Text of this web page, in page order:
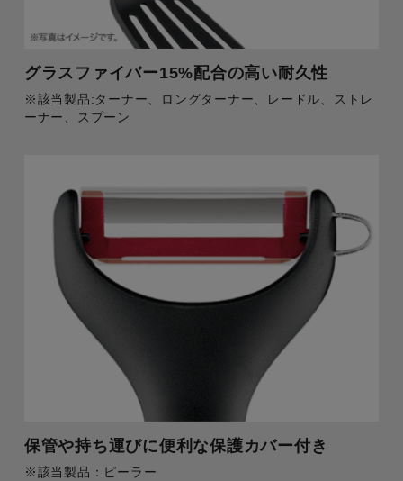
グラスファイバー15%配合の高い耐久性
※該当製品:ターナー、ロングターナー、レードル、ストレ
ーナー、スプーン
保管や持ち運びに便利な保護カバー付き
※該当製品：ピーラー